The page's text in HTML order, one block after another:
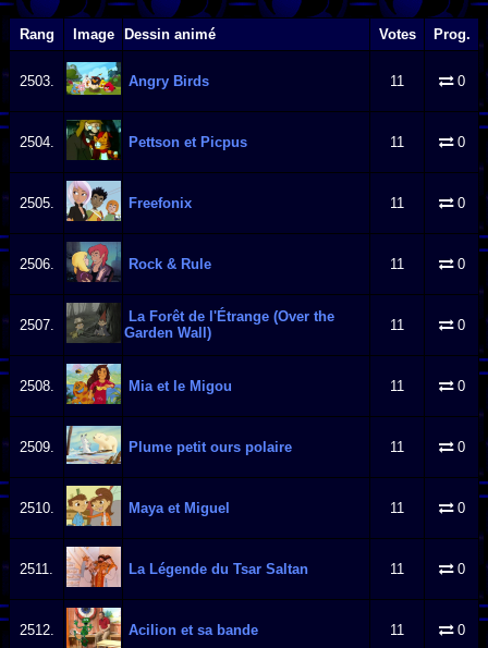
Rang Image Dessin animé Votes Prog.
2503. Angry Birds 11 0
2504. Pettson et Picpus 11 0
2505. Freefonix 11 0
2506. Rock & Rule 11 0
2507.
La Forêt de l'Étrange (Over the
Garden Wall)
11 0
2508. Mia et le Migou 11 0
2509. Plume petit ours polaire 11 0
2510. Maya et Miguel 11 0
2511. La Légende du Tsar Saltan 11 0
2512. Acilion et sa bande 11 0